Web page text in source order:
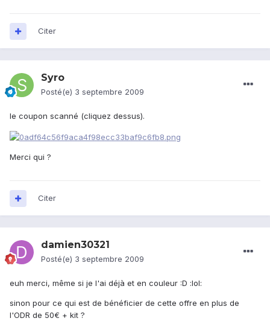
Citer
Syro
Posté(e) 3 septembre 2009
le coupon scanné (cliquez dessus).
Merci qui ?
Citer
damien30321
Posté(e) 3 septembre 2009
euh merci, même si je l'ai déjà et en couleur :D :lol:
sinon pour ce qui est de bénéficier de cette offre en plus de
l'ODR de 50€ + kit ?